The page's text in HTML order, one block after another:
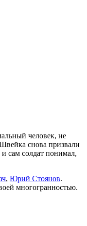
человек, не
снова призвали
сам солдат понимал,
, Юрий Стоянов.
многогранностью.